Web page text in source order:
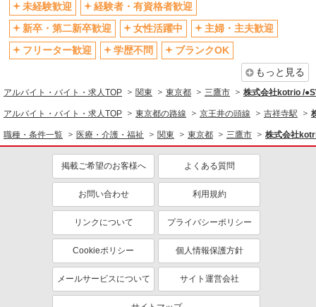
社会保険あり
産休・育休取得実績あり
退職金・財形貯蓄制度あり
各種手当（家族・役職・インセン
ティブなど）あり
資格取得支援制度あり
同じ職種から求人を探す
医療・介護・福祉
看護師・保健師・看護助手・助産師
同じ特徴から求人を探す
未経験歓迎
ミドル（40代～）活躍中
ボーナス・賞与あり
車通勤OK
社会保険あり
産休・育休取得実績あり
未経験歓迎
経験者・有資格者歓迎
新卒・第二新卒歓迎
女性活躍中
主婦・主夫歓迎
フリーター歓迎
学歴不問
ブランクOK
もっと見る
アルバイト・バイト・求人TOP 関東 東京都 三鷹市 株式会社kotrio /
アルバイト・バイト・求人TOP 東京都の路線 京王井の頭線 吉祥寺駅
職種・条件一覧 医療・介護・福祉 関東 東京都 三鷹市 株式会社
掲載ご希望のお客様へ よくある質問
お問い合わせ 利用規約
リンクについて プライバシーポリシー
Cookieポリシー 個人情報保護方針
メールサービスについて サイト運営会社